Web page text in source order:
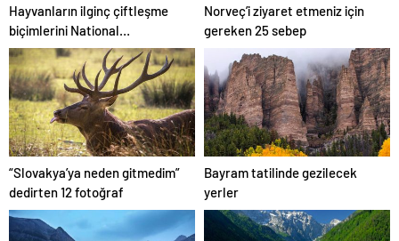
Hayvanların ilginç çiftleşme
biçimlerini National
Geographic görüntüledi.
Norveç’i ziyaret etmeniz için
gereken 25 sebep
“Slovakya’ya neden gitmedim”
dedirten 12 fotoğraf
Bayram tatilinde gezilecek
yerler